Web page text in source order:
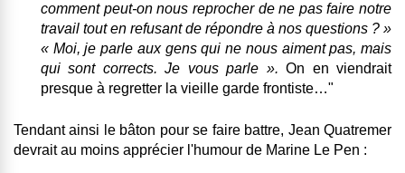
comment peut-on nous reprocher de ne pas faire notre
travail tout en refusant de répondre à nos questions ? »
« Moi, je parle aux gens qui ne nous aiment pas, mais
qui sont corrects. Je vous parle ». On en viendrait
presque à regretter la vieille garde frontiste…"
Tendant ainsi le bâton pour se faire battre, Jean Quatremer
devrait au moins apprécier l'humour de Marine Le Pen :